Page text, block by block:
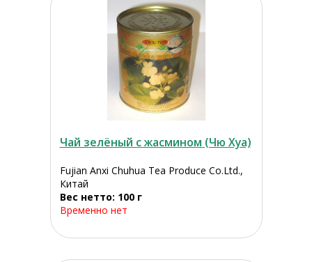
Чай зелёный с жасмином (Чю Хуа)
Fujian Anxi Chuhua Tea Produce Co.Ltd.,
Китай
Вес нетто: 100 г
Временно нет